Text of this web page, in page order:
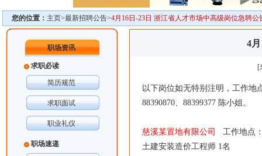
您的位置： 主页>最新招聘公告>4月16日-23日 浙江省人才市场中高级岗位急聘公
职场资讯
求职必读
简历规范
求职面试
职业礼仪
职场速递
4
[
以下岗位如无特别注明，工作地
88390870、88399377 陈小姐。
慈溪某置地有限公司
工作地点
土建安装造价工程师 1名